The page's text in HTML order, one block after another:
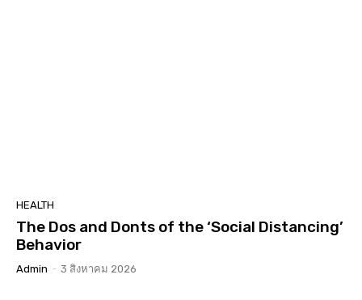
HEALTH
The Dos and Donts of the ‘Social Distancing’
Behavior
Admin - 3 สิงหาคม 2026